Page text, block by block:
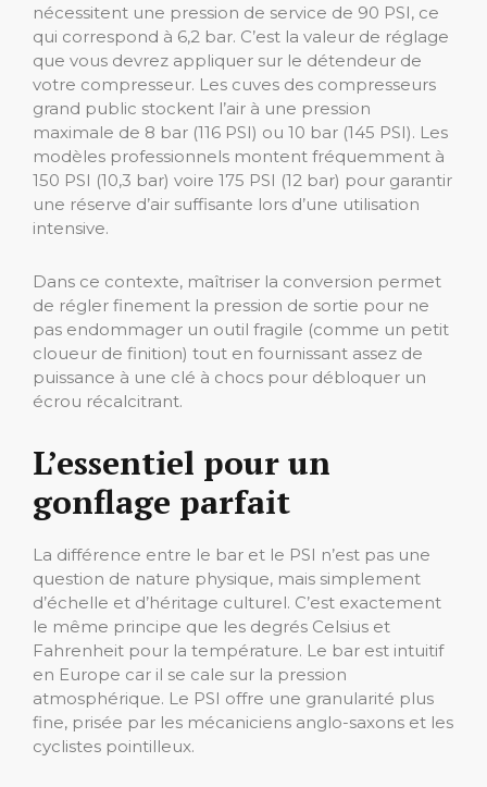
nécessitent une pression de service de 90 PSI, ce
qui correspond à 6,2 bar. C’est la valeur de réglage
que vous devrez appliquer sur le détendeur de
votre compresseur. Les cuves des compresseurs
grand public stockent l’air à une pression
maximale de 8 bar (116 PSI) ou 10 bar (145 PSI). Les
modèles professionnels montent fréquemment à
150 PSI (10,3 bar) voire 175 PSI (12 bar) pour garantir
une réserve d’air suffisante lors d’une utilisation
intensive.
Dans ce contexte, maîtriser la conversion permet
de régler finement la pression de sortie pour ne
pas endommager un outil fragile (comme un petit
cloueur de finition) tout en fournissant assez de
puissance à une clé à chocs pour débloquer un
écrou récalcitrant.
L’essentiel pour un
gonflage parfait
La différence entre le bar et le PSI n’est pas une
question de nature physique, mais simplement
d’échelle et d’héritage culturel. C’est exactement
le même principe que les degrés Celsius et
Fahrenheit pour la température. Le bar est intuitif
en Europe car il se cale sur la pression
atmosphérique. Le PSI offre une granularité plus
fine, prisée par les mécaniciens anglo-saxons et les
cyclistes pointilleux.